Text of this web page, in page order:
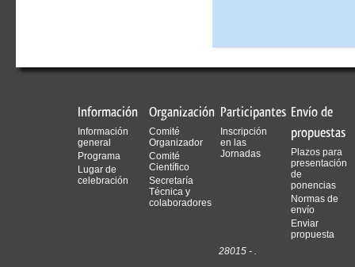
Información
Información
general
Programa
Lugar de
celebración
Organización
Comité
Organizador
Comité
Científico
Secretaría
Técnica y
colaboradores
Participantes
Inscripción
en las
Jornadas
Envío de
propuestas
Plazos para
presentación
de
ponencias
Normas de
envío
Enviar
propuesta
28015 - .